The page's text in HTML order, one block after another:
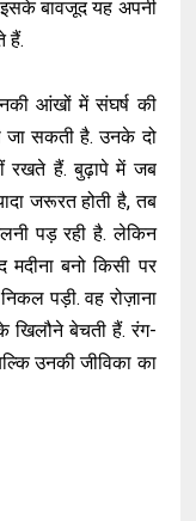
इसके बावजूद यह अपनी
हैं.
आंखों में संघर्ष की
सकती है. उनके दो
रखते हैं. बुढ़ापे में जब
जरूरत होती है, तब
पड़ रही है. लेकिन
मदीना बनो किसी पर
पड़ी. वह रोज़ाना
खिलौने बेचती हैं. रंग-
उनकी जीविका का